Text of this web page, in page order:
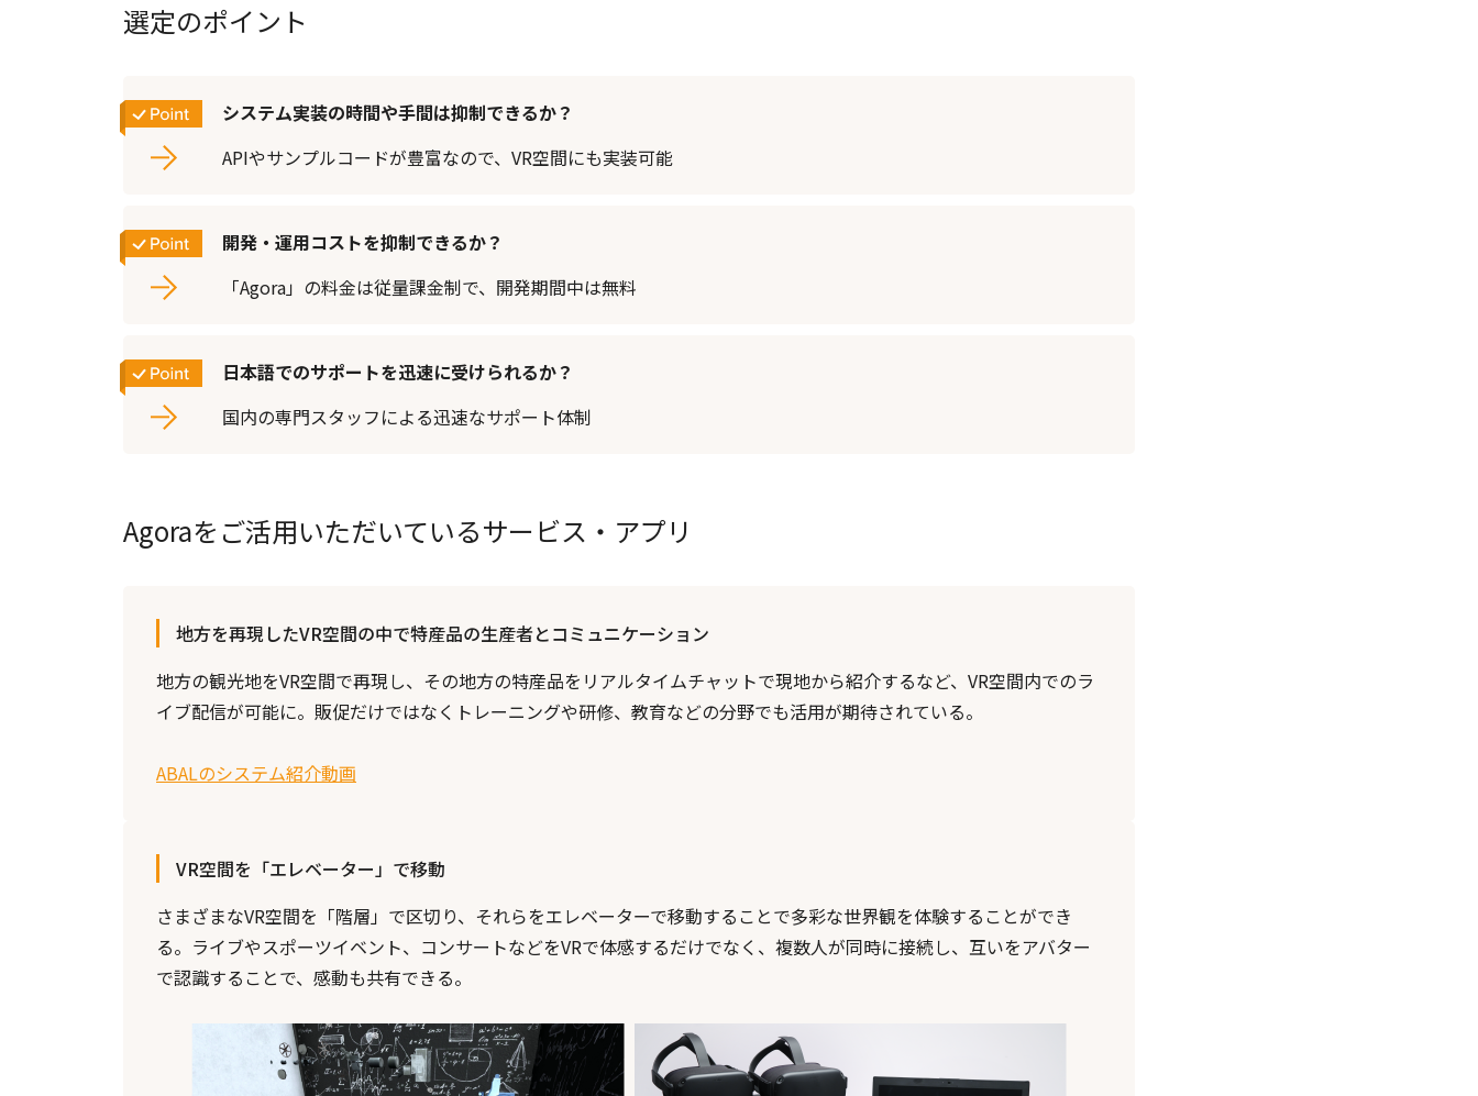
選定のポイント
システム実装の時間や手間は抑制できるか？
APIやサンプルコードが豊富なので、VR空間にも実装可能
開発・運用コストを抑制できるか？
「Agora」の料金は従量課金制で、開発期間中は無料
日本語でのサポートを迅速に受けられるか？
国内の専門スタッフによる迅速なサポート体制
Agoraをご活用いただいているサービス・アプリ
地方を再現したVR空間の中で特産品の生産者とコミュニケーション
地方の観光地をVR空間で再現し、その地方の特産品をリアルタイムチャットで現地から紹介するなど、VR空間内でのラ
イブ配信が可能に。販促だけではなくトレーニングや研修、教育などの分野でも活用が期待されている。
ABALのシステム紹介動画
VR空間を「エレベーター」で移動
さまざまなVR空間を「階層」で区切り、それらをエレベーターで移動することで多彩な世界観を体験することができ
る。ライブやスポーツイベント、コンサートなどをVRで体感するだけでなく、複数人が同時に接続し、互いをアバター
で認識することで、感動も共有できる。